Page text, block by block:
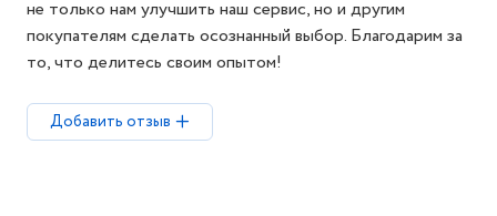
не только нам улучшить наш сервис, но и другим
покупателям сделать осознанный выбор. Благодарим за
то, что делитесь своим опытом!
Добавить отзыв